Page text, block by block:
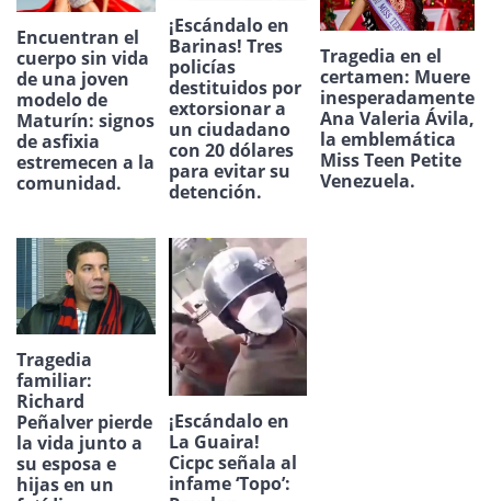
Encuentran el
cuerpo sin vida
de una joven
modelo de
Maturín: signos
de asfixia
estremecen a la
comunidad.
¡Escándalo en
Barinas! Tres
policías
destituidos por
extorsionar a
un ciudadano
con 20 dólares
para evitar su
detención.
Tragedia en el
certamen: Muere
inesperadamente
Ana Valeria Ávila,
la emblemática
Miss Teen Petite
Venezuela.
Tragedia
familiar:
Richard
Peñalver pierde
la vida junto a
su esposa e
hijas en un
¡Escándalo en
La Guaira!
Cicpc señala al
infame ‘Topo’: